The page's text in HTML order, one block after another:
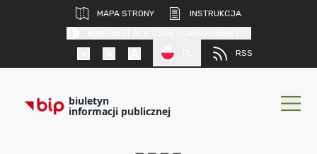
MAPA STRONY
INSTRUKCJA
RSS
biuletyn
informacji publicznej